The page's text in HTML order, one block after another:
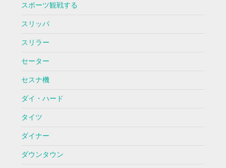
スポーツ観戦する
スリッパ
スリラー
セーター
セスナ機
ダイ・ハード
タイツ
ダイナー
ダウンタウン